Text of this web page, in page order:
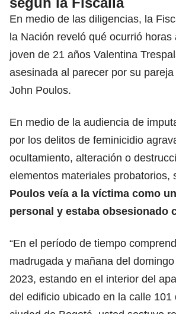
En medio de las diligencias, la
la Nación reveló qué ocurrió horas
joven de 21 años Valentina
asesinada al parecer por su
John Poulos.
En medio de la audiencia de
por los delitos de feminicidio
ocultamiento, alteración o
elementos materiales probatorios,
Poulos veía a la víctima como
personal y estaba obsesionado
“En el período de tiempo
madrugada y mañana del
2023, estando en el interior del
del edificio ubicado en la calle 101